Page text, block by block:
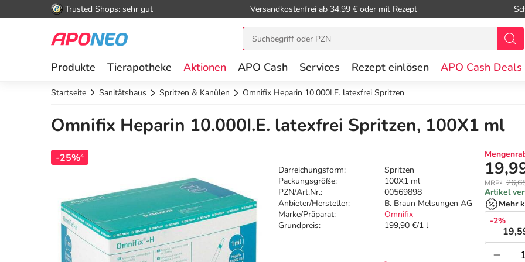
Trusted Shops: sehr gut Versandkostenfrei ab 34.99 € oder mit Rezept
Produkte Tierapotheke Aktionen APO Cash Services Rezept einlösen APO Cash Deals
Startseite Sanitätshaus Spritzen & Kanülen Omnifix Heparin 10.000I.E. latexfrei Spritzen
Omnifix Heparin 10.000I.E. latexfrei Spritzen, 100X1 ml
-25%4
Darreichungsform:
Spritzen
Packungsgröße:
100X1 ml
PZN/Art.Nr.:
00569898
Anbieter/Hersteller:
B. Braun Melsungen AG
Marke/Präparat:
Omnifix
Grundpreis:
199,90 €/1 l
MRP²
Artikel
Mehr
-2%